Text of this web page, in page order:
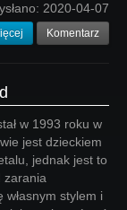
2020-04-07
Komentarz
w 1993 roku w
jest dzieckiem
jednak jest to
zarania
własnym stylem i